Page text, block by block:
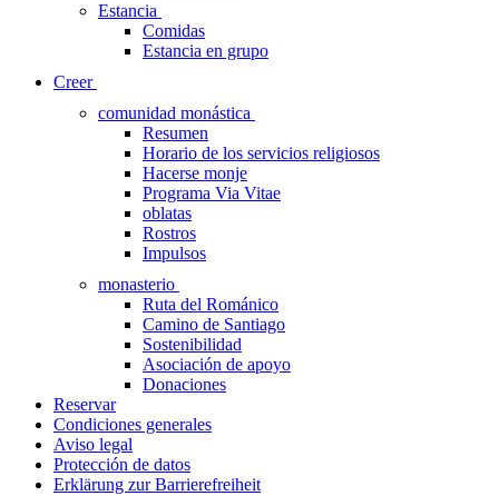
Estancia
Comidas
Estancia en grupo
Creer
comunidad monástica
Resumen
Horario de los servicios religiosos
Hacerse monje
Programa Via Vitae
oblatas
Rostros
Impulsos
monasterio
Ruta del Románico
Camino de Santiago
Sostenibilidad
Asociación de apoyo
Donaciones
Reservar
Condiciones generales
Aviso legal
Protección de datos
Erklärung zur Barrierefreiheit